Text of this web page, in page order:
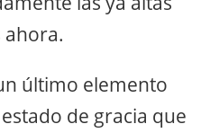
ahora.
último elemento
de gracia que